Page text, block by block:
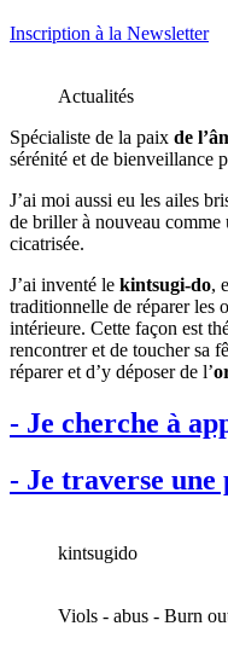
Inscription à la Newsletter
Actualités
Spécialiste de la paix de
sérénité et de bienveillance
J’ai moi aussi eu les ailes
de briller à nouveau
cicatrisée.
J’ai inventé le kintsugi-do,
traditionnelle de réparer les
intérieure. Cette façon est
rencontrer et de toucher sa
réparer et d’y déposer de l’
- Je cherche à
- Je traverse
kintsugido
Viols - abus - Burn